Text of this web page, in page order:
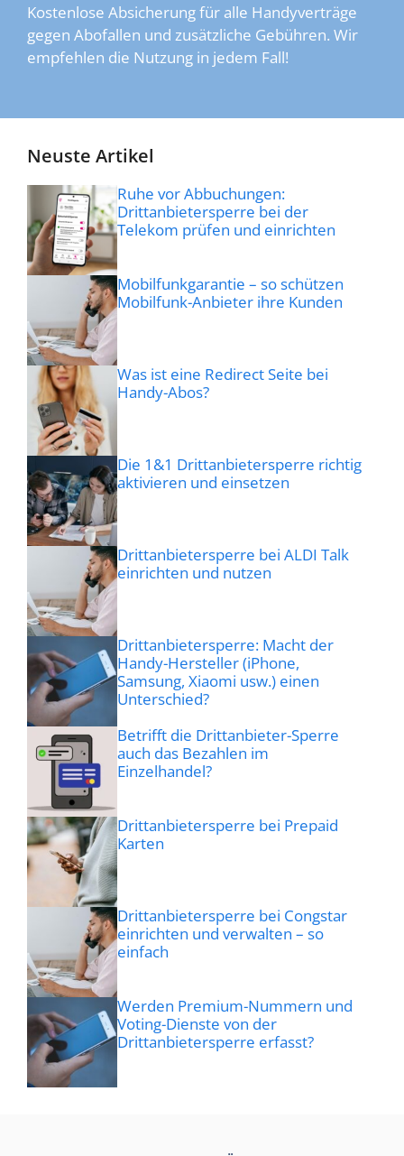
Kostenlose Absicherung für alle Handyverträge
gegen Abofallen und zusätzliche Gebühren. Wir
empfehlen die Nutzung in jedem Fall!
Neuste Artikel
Ruhe vor Abbuchungen:
Drittanbietersperre bei der
Telekom prüfen und einrichten
Mobilfunkgarantie – so schützen
Mobilfunk-Anbieter ihre Kunden
Was ist eine Redirect Seite bei
Handy-Abos?
Die 1&1 Drittanbietersperre richtig
aktivieren und einsetzen
Drittanbietersperre bei ALDI Talk
einrichten und nutzen
Drittanbietersperre: Macht der
Handy-Hersteller (iPhone,
Samsung, Xiaomi usw.) einen
Unterschied?
Betrifft die Drittanbieter-Sperre
auch das Bezahlen im
Einzelhandel?
Drittanbietersperre bei Prepaid
Karten
Drittanbietersperre bei Congstar
einrichten und verwalten – so
einfach
Werden Premium-Nummern und
Voting-Dienste von der
Drittanbietersperre erfasst?